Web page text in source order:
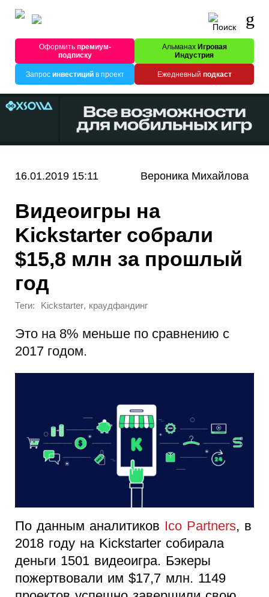
Оформитьпремиум-
подписку
Альманах Игровая
Индустрия
Запрос инвестицийв проект Ежедневный подкаст
16.01.2019 15:11 Вероника Михайлова
Видеоигры на
Kickstarter собрали
$15,8 млн за прошлый
год
Теги: Kickstarter, краудфандинг
Это на 8% меньше по сравнению с
2017 годом.
По данным аналитиков Ico Partners, в
2018 году на Kickstarter собирала
деньги 1501 видеоигра. Бэкеры
пожертвовали им $17,7 млн. 1149